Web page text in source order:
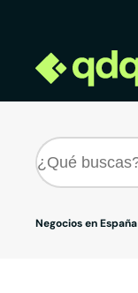
Negocios en España